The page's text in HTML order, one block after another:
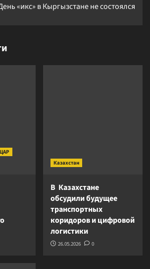
«икс» в Кыргызстане не состоялся
Казахстан
В Казахстане
обсудили будущее
транспортных
коридоров и цифровой
логистики
26.05.2026 0